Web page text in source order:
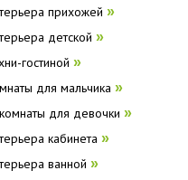
прихожей »
детской »
гостиной »
для мальчика »
для девочки »
кабинета »
ванной »